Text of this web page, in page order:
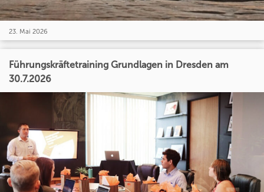
23. Mai 2026
Führungskräftetraining Grundlagen in Dresden am
30.7.2026